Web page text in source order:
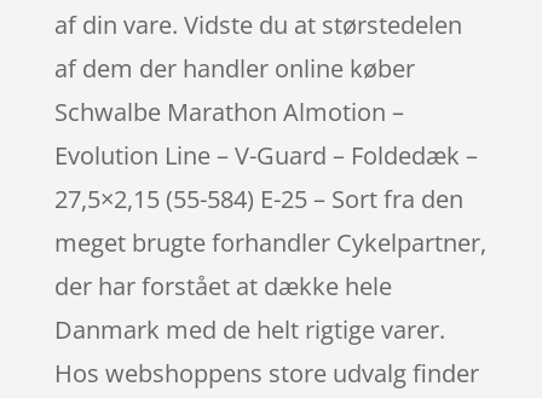
af din vare. Vidste du at størstedelen
af dem der handler online køber
Schwalbe Marathon Almotion –
Evolution Line – V-Guard – Foldedæk –
27,5×2,15 (55-584) E-25 – Sort fra den
meget brugte forhandler Cykelpartner,
der har forstået at dække hele
Danmark med de helt rigtige varer.
Hos webshoppens store udvalg finder